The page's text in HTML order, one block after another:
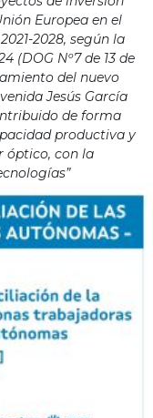
Europea en el
2028, según la
(DOG Nº7 de 13 de
del nuevo
Jesús García
de forma
productiva y
óptico, con la